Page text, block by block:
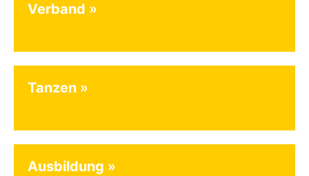
Verband
Tanzen
Ausbildung